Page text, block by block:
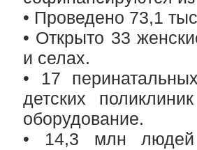
• Проведено 73,1
• Открыто 33
и селах.
• 17
детских
оборудование.
• 14,3 млн людей